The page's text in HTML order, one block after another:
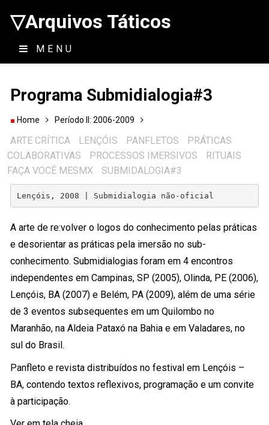
▽Arquivos Táticos
MENU
Programa Submidialogia#3
Home Período II: 2006-2009
ARTE CRÍTICA LENÇÓIS PANFLETOS
PRÁTICAS
COLABORATIVAS
PROCESSOS IMERSIVOS
RITUAIS
FAÇA VOCÊ MESMX
SUBMIDALOGIA#3
Lençóis, 2008 | Submidialogia não-oficial
A arte de re:volver o logos do conhecimento pelas práticas
e desorientar as práticas pela imersão no sub-
conhecimento. Submidialogias foram em 4 encontros
independentes em Campinas, SP (2005), Olinda, PE (2006),
Lençóis, BA (2007) e Belém, PA (2009), além de uma série
de 3 eventos subsequentes em um Quilombo no
Maranhão, na Aldeia Pataxó na Bahia e em Valadares, no
sul do Brasil.
Panfleto e revista distribuídos no festival em Lençóis –
BA, contendo textos reflexivos, programação e um convite
à participação.